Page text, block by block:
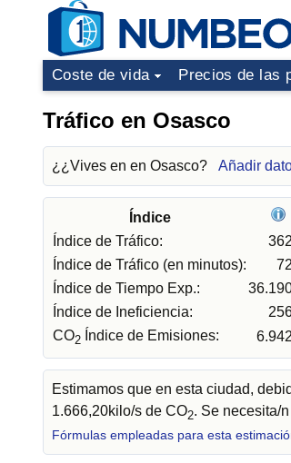
Coste de vida Precios de las
Tráfico en Osasco
¿¿Vives en en Osasco? Añadir
Índice
Índice de Tráfico:
Índice de Tráfico (en minutos):
Índice de Tiempo Exp.:
Índice de Ineficiencia:
CO2 Índice de Emisiones:
Estimamos que en esta ciudad,
1.666,20kilo/s de CO2. Se necesita/
Fórmulas empleadas para esta